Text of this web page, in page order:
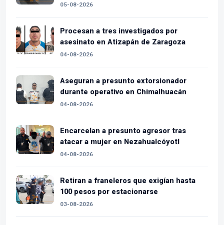
05-08-2026
Procesan a tres investigados por
asesinato en Atizapán de Zaragoza
04-08-2026
Aseguran a presunto extorsionador
durante operativo en Chimalhuacán
04-08-2026
Encarcelan a presunto agresor tras
atacar a mujer en Nezahualcóyotl
04-08-2026
Retiran a franeleros que exigían hasta
100 pesos por estacionarse
03-08-2026